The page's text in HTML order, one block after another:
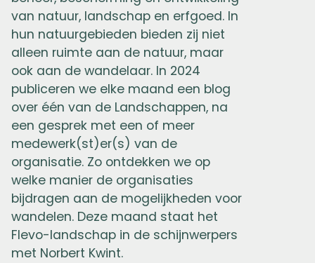
van natuur, landschap en erfgoed. In
hun natuurgebieden bieden zij niet
alleen ruimte aan de natuur, maar
ook aan de wandelaar. In 2024
publiceren we elke maand een blog
over één van de Landschappen, na
een gesprek met een of meer
medewerk(st)er(s) van de
organisatie. Zo ontdekken we op
welke manier de organisaties
bijdragen aan de mogelijkheden voor
wandelen. Deze maand staat het
Flevo-landschap in de schijnwerpers
met Norbert Kwint.